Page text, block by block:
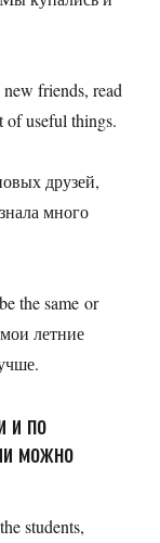
friends, read
of useful things.
друзей,
много
the same or
летние
и по
можно
students,